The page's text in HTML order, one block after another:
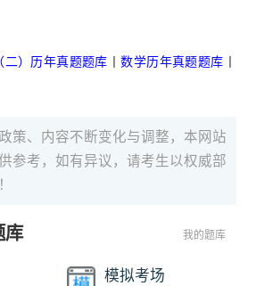
二）历年真题题库 丨数学历年真题题库
策、内容不断变化与调整，本网站
参考，如有异议，请考生以权威部
库 我的题库
模拟考场